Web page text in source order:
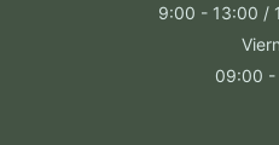
9:00 - 13:00 /
09:00 -